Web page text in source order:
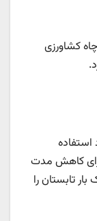
این مسئول متذکر شد: در حال حاضر ۲۸۰ چاه کشاورزی
کاهش مدت
تابستان را